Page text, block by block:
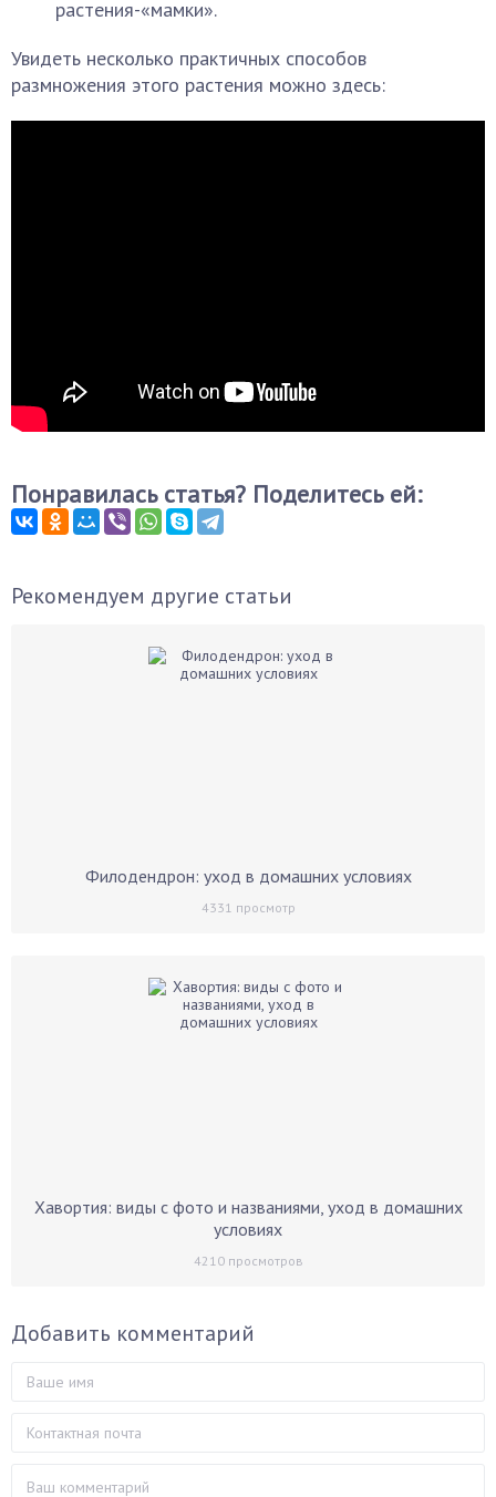
растения-«мамки».
Увидеть несколько практичных способов
размножения этого растения можно здесь:
Понравилась статья? Поделитесь ей:
Рекомендуем другие статьи
Филодендрон: уход в домашних условиях
4331 просмотр
Хавортия: виды с фото и названиями, уход в домашних
условиях
4210просмотров
Добавить комментарий